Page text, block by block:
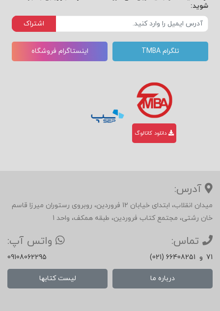
شوید:
اشتراک
تلگرام TMBA اینستاگرام فروشگاه
دانلود کاتالوگ
آدرس:
میدان انقلاب، ابتدای خیابان 12 فروردین، روبروی رستوران میرزا قاسم
خان رشتی، مجتمع کتاب فروردین، طبقه همکف، واحد 1
تماس:
(021) 66408251 و 71
واتس آپ:
09108062295
درباره ما لیست کتابها